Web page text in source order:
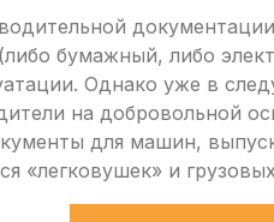
бумажный, либо
Однако уже в
на добровольной
для машин,
«легковушек» и